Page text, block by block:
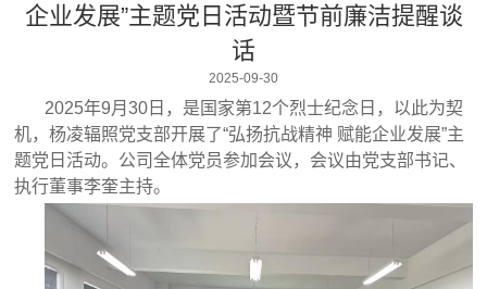
企业发展”主题党日活动暨节前廉洁提醒谈
话
2025-09-30
2025年9月30日，是国家第12个烈士纪念日，以此为契
机，杨凌辐照党支部开展了“弘扬抗战精神 赋能企业发展”主
题党日活动。公司全体党员参加会议，会议由党支部书记、
执行董事李奎主持。